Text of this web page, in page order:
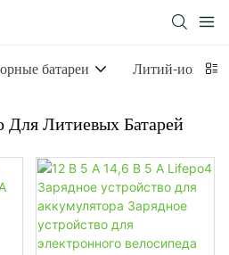
батареи Литий-ионный
Для Литиевых Батарей